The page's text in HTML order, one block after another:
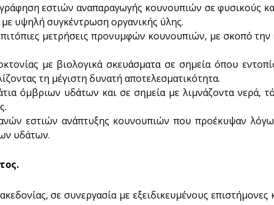
εστιών αναπαραγωγής κουνουπιών σε φυσικούς
με υψηλή συγκέντρωση οργανικής ύλης.
μετρήσεις προνυμφών κουνουπιών, με σκοπό
με βιολογικά σκευάσματα σε σημεία όπου
τη μέγιστη δυνατή αποτελεσματικότητα.
όμβριων υδάτων και σε σημεία με λιμνάζοντα νερά,
εστιών ανάπτυξης κουνουπιών που προέκυψαν
υδάτων.
σε συνεργασία με εξειδικευμένους